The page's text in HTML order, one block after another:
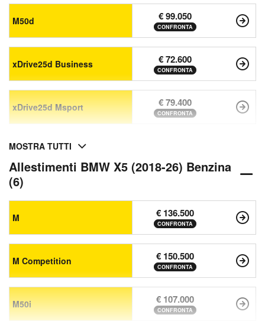
M50d € 99.050
CONFRONTA
xDrive25d Business € 72.600
CONFRONTA
xDrive25d Msport € 79.400
CONFRONTA
MOSTRA TUTTI
Allestimenti BMW X5 (2018-26) Benzina
(6)
M € 136.500
CONFRONTA
M Competition € 150.500
CONFRONTA
M50i € 107.000
CONFRONTA